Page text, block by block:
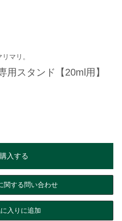
マリ。
用スタンド【20ml用】
購入する
関する問い合わせ
入りに追加